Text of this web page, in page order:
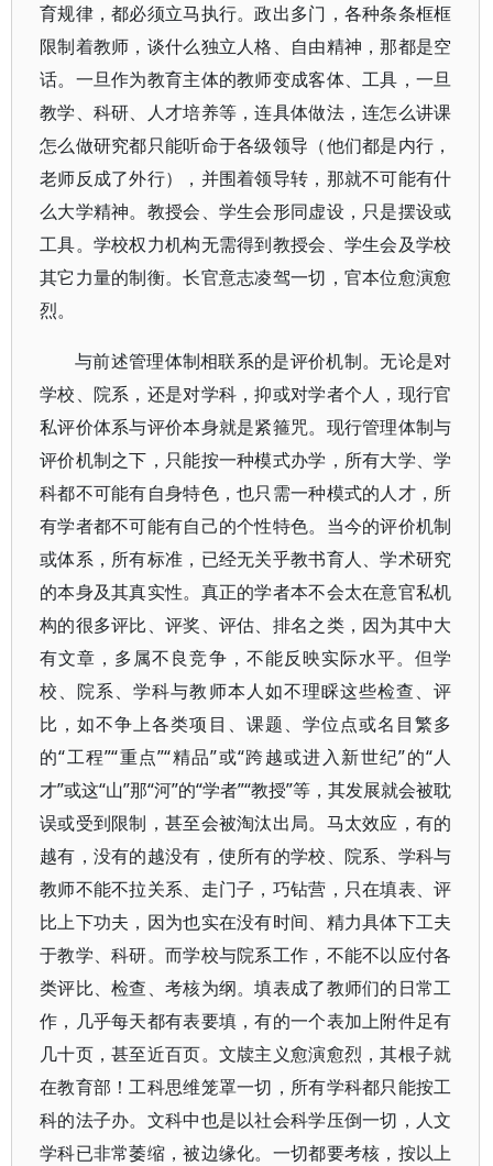
育规律，都必须立马执行。政出多门，各种条条框框
限制着教师，谈什么独立人格、自由精神，那都是空
话。一旦作为教育主体的教师变成客体、工具，一旦
教学、科研、人才培养等，连具体做法，连怎么讲课
怎么做研究都只能听命于各级领导（他们都是内行，
老师反成了外行），并围着领导转，那就不可能有什
么大学精神。教授会、学生会形同虚设，只是摆设或
工具。学校权力机构无需得到教授会、学生会及学校
其它力量的制衡。长官意志凌驾一切，官本位愈演愈
烈。
与前述管理体制相联系的是评价机制。无论是对
学校、院系，还是对学科，抑或对学者个人，现行官
私评价体系与评价本身就是紧箍咒。现行管理体制与
评价机制之下，只能按一种模式办学，所有大学、学
科都不可能有自身特色，也只需一种模式的人才，所
有学者都不可能有自己的个性特色。当今的评价机制
或体系，所有标准，已经无关乎教书育人、学术研究
的本身及其真实性。真正的学者本不会太在意官私机
构的很多评比、评奖、评估、排名之类，因为其中大
有文章，多属不良竞争，不能反映实际水平。但学
校、院系、学科与教师本人如不理睬这些检查、评
比，如不争上各类项目、课题、学位点或名目繁多
的“工程”“重点”“精品”或“跨越或进入新世纪”的“人
才”或这“山”那“河”的“学者”“教授”等，其发展就会被耽
误或受到限制，甚至会被淘汰出局。马太效应，有的
越有，没有的越没有，使所有的学校、院系、学科与
教师不能不拉关系、走门子，巧钻营，只在填表、评
比上下功夫，因为也实在没有时间、精力具体下工夫
于教学、科研。而学校与院系工作，不能不以应付各
类评比、检查、考核为纲。填表成了教师们的日常工
作，几乎每天都有表要填，有的一个表加上附件足有
几十页，甚至近百页。文牍主义愈演愈烈，其根子就
在教育部！工科思维笼罩一切，所有学科都只能按工
科的法子办。文科中也是以社会科学压倒一切，人文
学科已非常萎缩，被边缘化。一切都要考核，按以上